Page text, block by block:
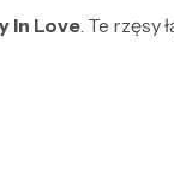
In Love. Te rzęsy